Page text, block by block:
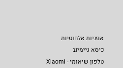
אוזניות אלחוטיות
כיסא גיימינג
טלפון שיאומי - Xiaomi